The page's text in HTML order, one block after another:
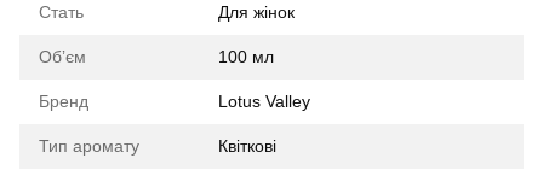
Стать Для жінок
Обʼєм 100 мл
Бренд Lotus Valley
Тип аромату Квіткові